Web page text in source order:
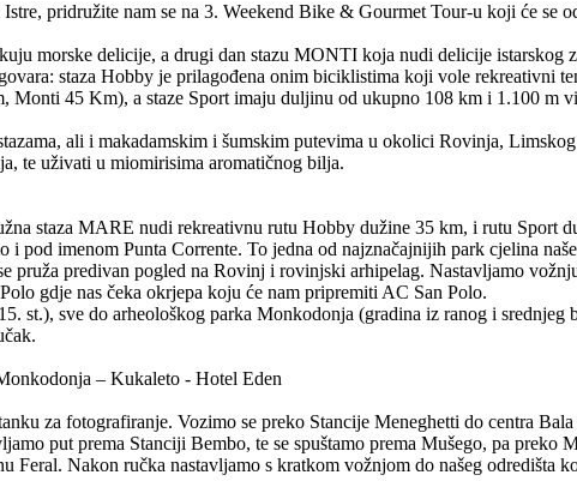
pridružite nam se na 3. Weekend Bike & Gourmet Tour-u koji će se
morske delicije, a drugi dan stazu MONTI koja nudi delicije istarskog
staza Hobby je prilagođena onim biciklistima koji vole rekreativni
45 Km), a staze Sport imaju duljinu od ukupno 108 km i 1.100 m
ali i makadamskim i šumskim putevima u okolici Rovinja,
te uživati u miomirisima aromatičnog bilja.
staza MARE nudi rekreativnu rutu Hobby dužine 35 km, i rutu Sport
imenom Punta Corrente. To jedna od najznačajnijih park cjelina
pruža predivan pogled na Rovinj i rovinjski arhipelag. Nastavljamo
gdje nas čeka okrjepa koju će nam pripremiti AC San Polo.
sve do arheološkog parka Monkodonja (gradina iz ranog i srednjeg
– Kukaleto - Hotel Eden
za fotografiranje. Vozimo se preko Stancije Meneghetti do centra
put prema Stanciji Bembo, te se spuštamo prema Mušego, pa preko
Nakon ručka nastavljamo s kratkom vožnjom do našeg odredišta